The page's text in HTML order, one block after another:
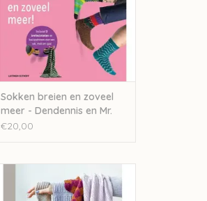
Sokken breien en zoveel
meer - Dendennis en Mr.
Knitbear
€20,00
TOEVOEGEN AAN WINKELWAGEN